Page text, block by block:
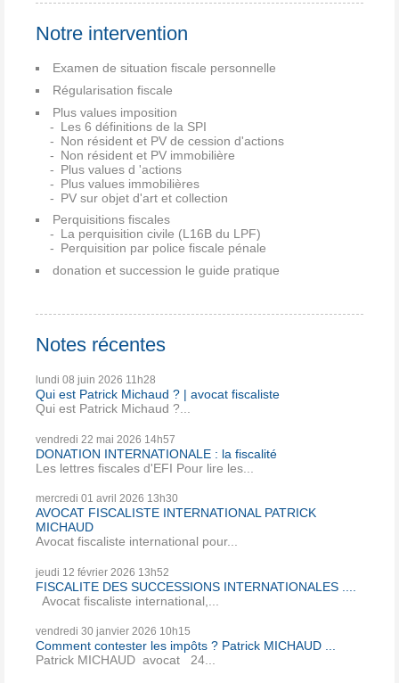
Notre intervention
Examen de situation fiscale personnelle
Régularisation fiscale
Plus values imposition
Les 6 définitions de la SPI
Non résident et PV de cession d'actions
Non résident et PV immobilière
Plus values d 'actions
Plus values immobilières
PV sur objet d'art et collection
Perquisitions fiscales
La perquisition civile (L16B du LPF)
Perquisition par police fiscale pénale
donation et succession le guide pratique
Notes récentes
lundi 08 juin 2026 11h28
Qui est Patrick Michaud ? | avocat fiscaliste
Qui est Patrick Michaud ?...
vendredi 22 mai 2026 14h57
DONATION INTERNATIONALE : la fiscalité
Les lettres fiscales d'EFI Pour lire les...
mercredi 01 avril 2026 13h30
AVOCAT FISCALISTE INTERNATIONAL PATRICK
MICHAUD
Avocat fiscaliste international pour...
jeudi 12 février 2026 13h52
FISCALITE DES SUCCESSIONS INTERNATIONALES ....
Avocat fiscaliste international,...
vendredi 30 janvier 2026 10h15
Comment contester les impôts ? Patrick MICHAUD ...
Patrick MICHAUD avocat 24...